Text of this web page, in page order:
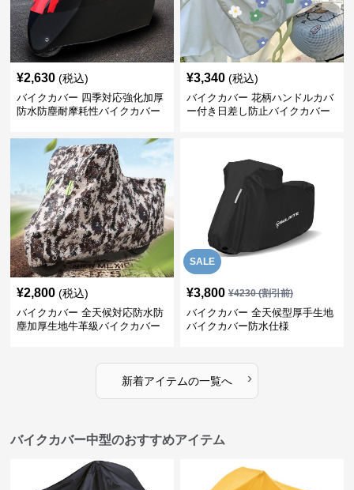
¥2,630 (税込)
バイクカバー 四季対応強化加厚
防水防塵耐摩耗性バイクカバー
¥3,340 (税込)
バイクカバー 花柄ハンドルカバ
ー付き日差し防止バイクカバー
¥2,800 (税込)
バイクカバー 全天候対応防水防
塵加厚生地牛革級バイクカバー
SALE
¥3,800 ¥4230(割引前)
バイクカバー 全天候型厚手生地
バイクカバー防水仕様
新着アイテムの一覧へ ›
バイクカバー中型のおすすめアイテム